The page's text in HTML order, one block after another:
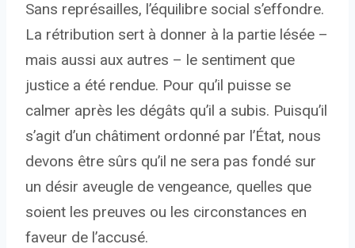
Sans représailles, l’équilibre social s’effondre.
La rétribution sert à donner à la partie lésée –
mais aussi aux autres – le sentiment que
justice a été rendue. Pour qu’il puisse se
calmer après les dégâts qu’il a subis. Puisqu’il
s’agit d’un châtiment ordonné par l’État, nous
devons être sûrs qu’il ne sera pas fondé sur
un désir aveugle de vengeance, quelles que
soient les preuves ou les circonstances en
faveur de l’accusé.